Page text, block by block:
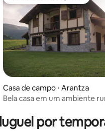
média de 5, 17
Casa de campo ⋅ Arantza
Bela casa em um ambiente
por